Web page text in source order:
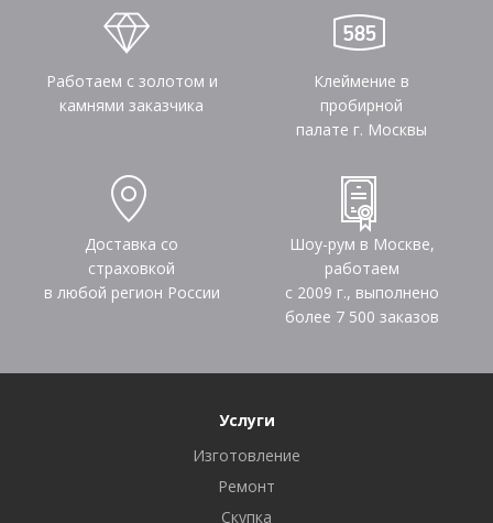
Работаем с золотом и
камнями заказчика
Клеймение в
пробирной
палате г. Москвы
Доставка со
страховкой
в любой регион России
Шоу-рум в Москве,
работаем
с 2009 г., выполнено
более 7 500 заказов
Услуги
Изготовление
Ремонт
Скупка